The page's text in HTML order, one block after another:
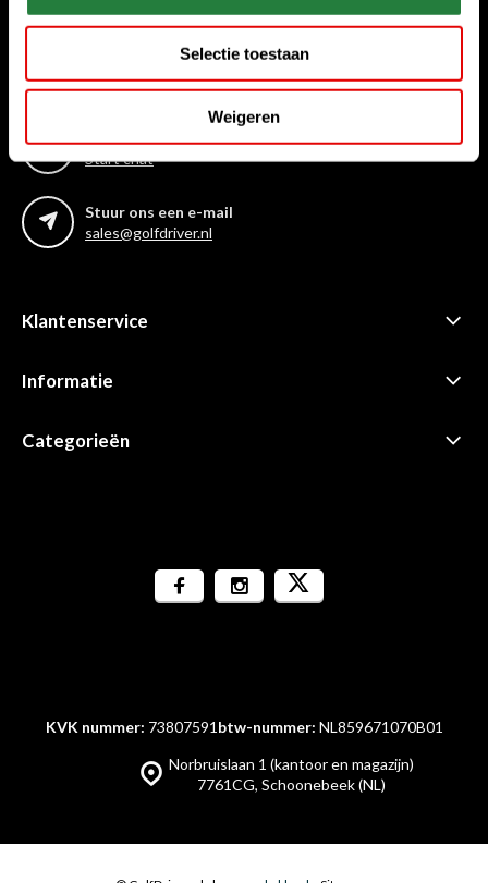
Selectie toestaan
Weigeren
Klantenservice:
Bel ons gerust
+31 85 06 02 099
Chat met ons
Start chat
Stuur ons een e-mail
sales@golfdriver.nl
Klantenservice
Informatie
Categorieën
Norbruislaan 1 (kantoor en magazijn)
7761CG, Schoonebeek (NL)
KVK nummer: 73807591 btw-nummer: NL859671070B01